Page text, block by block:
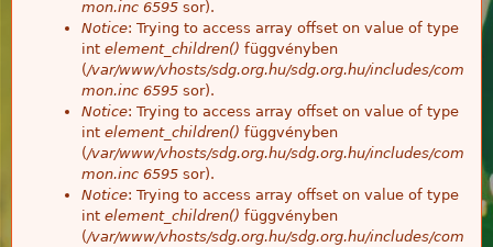
mon.inc 6595 sor).
Notice: Trying to access array offset on value of type
int element_children() függvényben
(/var/www/vhosts/sdg.org.hu/sdg.org.hu/includes/com
mon.inc 6595 sor).
Notice: Trying to access array offset on value of type
int element_children() függvényben
(/var/www/vhosts/sdg.org.hu/sdg.org.hu/includes/com
mon.inc 6595 sor).
Notice: Trying to access array offset on value of type
int element_children() függvényben
(/var/www/vhosts/sdg.org.hu/sdg.org.hu/includes/com